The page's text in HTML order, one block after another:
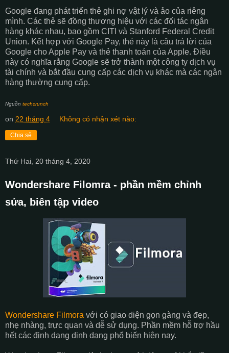
Google đang phát triển thẻ ghi nợ vật lý và ảo của riêng
mình. Các thẻ sẽ đồng thương hiệu với các đối tác ngân
hàng khác nhau, bao gồm CITI và Stanford Federal Credit
Union. Kết hợp với Google Pay, thẻ này là câu trả lời của
Google cho Apple Pay và thẻ thanh toán của Apple. Điều
này có nghĩa rằng Google sẽ trở thành một công ty dịch vụ
tài chính và bắt đầu cung cấp các dịch vụ khác mà các ngân
hàng thường cung cấp.
Nguồn techcrunch
on 22 tháng 4 Không có nhận xét nào:
Chia sẻ
Thứ Hai, 20 tháng 4, 2020
Wondershare Filomra - phần mềm chỉnh
sửa, biên tập video
Wondershare Filmora với có giao diện gọn gàng và đẹp,
nhẹ nhàng, trực quan và dễ sử dụng. Phần mềm hỗ trợ hầu
hết các định dạng dịnh dạng phổ biến hiện nay.